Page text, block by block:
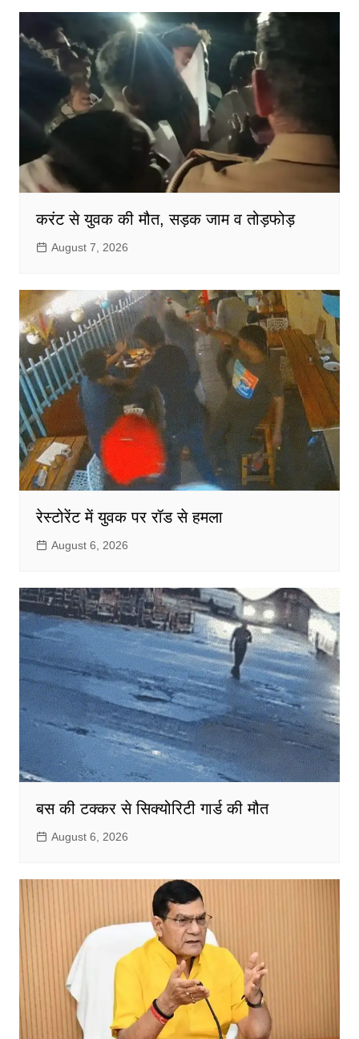
करंट से युवक की मौत, सड़क जाम व तोड़फोड़
August 7, 2026
रेस्टोरेंट में युवक पर रॉड से हमला
August 6, 2026
बस की टक्कर से सिक्योरिटी गार्ड की मौत
August 6, 2026